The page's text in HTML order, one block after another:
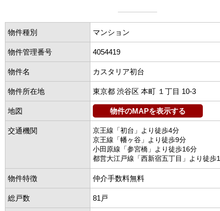
物件種別 マンション
物件管理番号 4054419
物件名 カスタリア初台
物件所在地 東京都 渋谷区 本町 １丁目 10-3
地図 物件のMAPを表示する
交通機関
京王線「初台」より徒歩4分
京王線「幡ヶ谷」より徒歩9分
小田原線「参宮橋」より徒歩16分
都営大江戸線「西新宿五丁目」より徒歩
物件特徴 仲介手数料無料
総戸数 81戸